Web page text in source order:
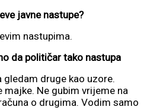
javne nastupe?
nastupima.
da političar tako nastupa
druge kao uzore.
Ne gubim vrijeme na
o drugima. Vodim samo